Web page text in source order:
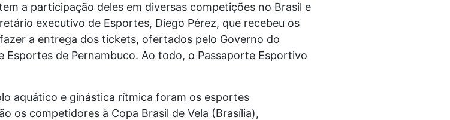
a participação deles em diversas competições no Brasil e
executivo de Esportes, Diego Pérez, que recebeu os
a entrega dos tickets, ofertados pelo Governo do
Esportes de Pernambuco. Ao todo, o Passaporte Esportivo
aquático e ginástica rítmica foram os esportes
os competidores à Copa Brasil de Vela (Brasília),